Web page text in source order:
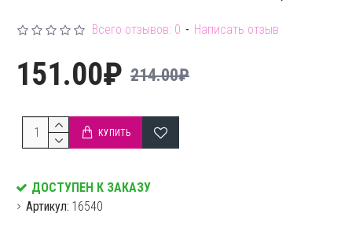
ДОСТУПЕН К ЗАКАЗУ
Артикул: 16540
Всего отзывов: 0 - Написать отзыв
151.00₽ 214.00₽
КУПИТЬ